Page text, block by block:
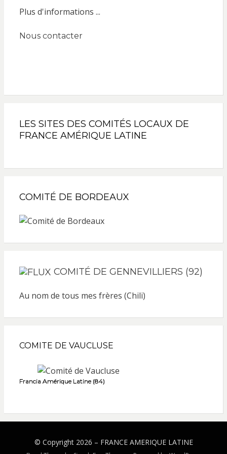
Plus d'informations ...
Nous contacter
LES SITES DES COMITÉS LOCAUX DE
FRANCE AMÉRIQUE LATINE
COMITÉ DE BORDEAUX
COMITÉ DE GENNEVILLIERS (92)
Au nom de tous mes frères (Chili)
COMITE DE VAUCLUSE
Francia Amérique Latine (84)
© Copyright 2026 – FRANCE AMERIQUE LATINE